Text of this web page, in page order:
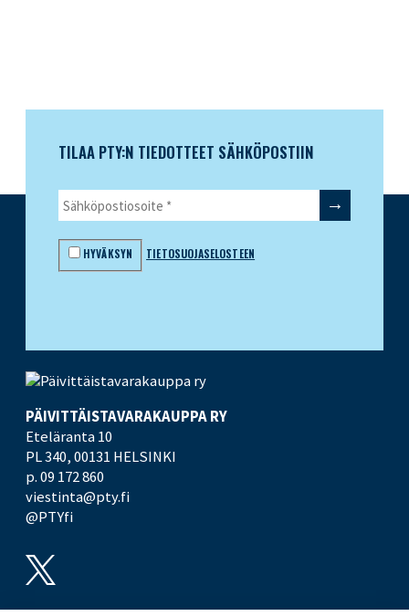
TILAA PTY:N TIEDOTTEET SÄHKÖPOSTIIN
HYVÄKSYN TIETOSUOJASELOSTEEN
PÄIVITTÄISTAVARA­KAUPPA RY
Eteläranta 10
PL 340,00131 HELSINKI
p. 09 172 860
viestinta@pty.fi
@PTYfi